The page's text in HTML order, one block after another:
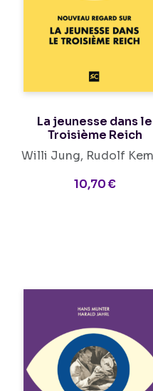
La jeunesse dans le
Troisième Reich
Willi Jung, Rudolf
10,70 €